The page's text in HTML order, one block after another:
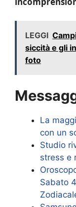
LEGGI
siccità e gli
foto
La
con un
Studio
stress e
Sabato